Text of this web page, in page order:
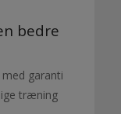
bedre
garanti
træning